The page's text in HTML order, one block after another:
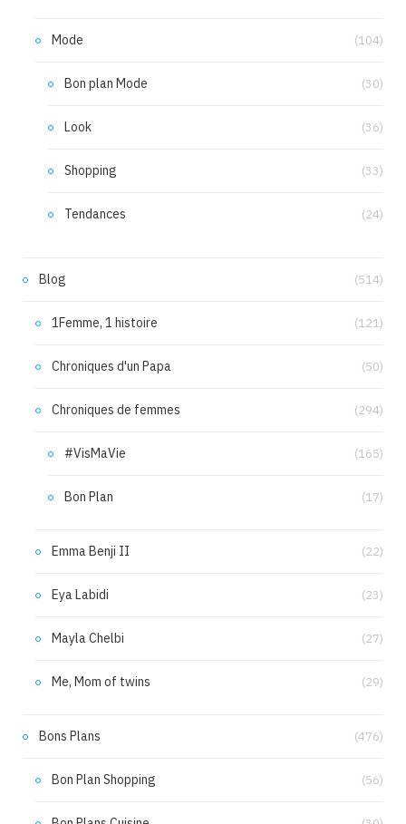
Mode (104)
Bon plan Mode (30)
Look (36)
Shopping (33)
Tendances (24)
Blog (514)
1Femme, 1 histoire (121)
Chroniques d'un Papa (50)
Chroniques de femmes (294)
#VisMaVie (165)
Bon Plan (17)
Emma Benji II (22)
Eya Labidi (23)
Mayla Chelbi (27)
Me, Mom of twins (29)
Bons Plans (476)
Bon Plan Shopping (56)